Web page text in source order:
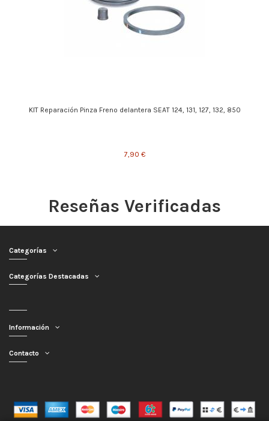
KIT Reparación Pinza Freno delantera SEAT 124, 131, 127, 132, 850
7,90 €
Reseñas Verificadas
Categorías
Categorías Destacadas
Información
Contacto